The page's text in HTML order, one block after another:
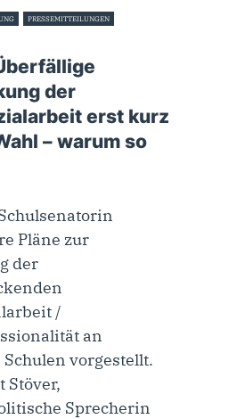
PRESSEMITTEILUNGEN
der
erst kurz
– warum so
Pläne zur
der
/
an
vorgestellt.
Stöver,
Sprecherin